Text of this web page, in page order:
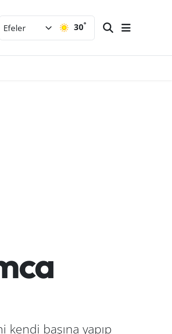
Efeler 30°
kendi başına yapıp